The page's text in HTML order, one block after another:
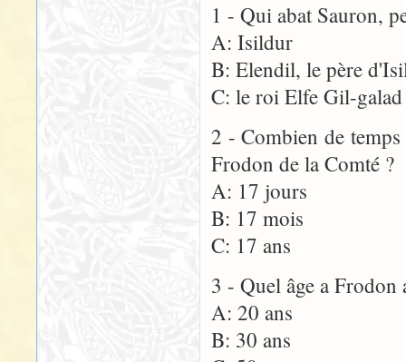
1 - Qui abat Sauron,
A: Isildur
B: Elendil, le père
C: le roi Elfe Gil-galad
2 - Combien de
Frodon de la Comté ?
A: 17 jours
B: 17 mois
C: 17 ans
3 - Quel âge a
A: 20 ans
B: 30 ans